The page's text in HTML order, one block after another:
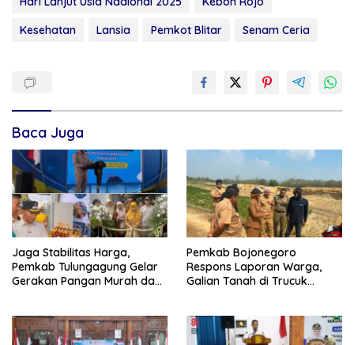
Kesehatan
Lansia Pemkot Blitar Senam Ceria
Baca Juga
Jaga Stabilitas Harga,
Pemkab Tulungagung Gelar
Gerakan Pangan Murah dan
Pemkab Bojonegoro
Respons Laporan Warga,
Galian Tanah di Trucuk